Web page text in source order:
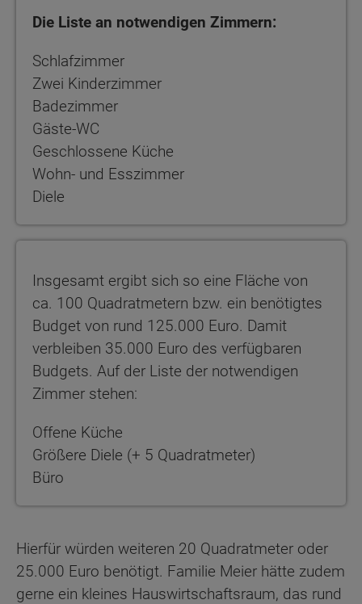
Die Liste an notwendigen Zimmern:
Schlafzimmer
Zwei Kinderzimmer
Badezimmer
Gäste-WC
Geschlossene Küche
Wohn- und Esszimmer
Diele
Insgesamt ergibt sich so eine Fläche von
ca. 100 Quadratmetern bzw. ein benötigtes
Budget von rund 125.000 Euro. Damit
verbleiben 35.000 Euro des verfügbaren
Budgets. Auf der Liste der notwendigen
Zimmer stehen:
Offene Küche
Größere Diele (+ 5 Quadratmeter)
Büro
Hierfür würden weiteren 20 Quadratmeter oder
25.000 Euro benötigt. Familie Meier hätte zudem
gerne ein kleines Hauswirtschaftsraum, das rund